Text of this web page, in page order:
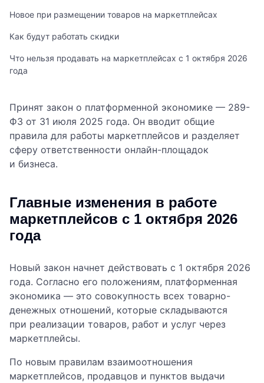
Новое при размещении товаров на маркетплейсах
Как будут работать скидки
Что нельзя продавать на маркетплейсах с 1 октября 2026
года
Принят закон о платформенной экономике — 289-
ФЗ от 31 июля 2025 года. Он вводит общие
правила для работы маркетплейсов и разделяет
сферу ответственности онлайн-площадок
и бизнеса.
Главные изменения в работе
маркетплейсов с 1 октября 2026
года
Новый закон начнет действовать с 1 октября 2026
года. Согласно его положениям, платформенная
экономика — это совокупность всех товарно-
денежных отношений, которые складываются
при реализации товаров, работ и услуг через
маркетплейсы.
По новым правилам взаимоотношения
маркетплейсов, продавцов и пунктов выдачи